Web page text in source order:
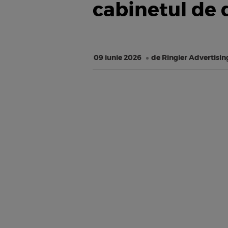
cabinetul de
09 iunie 2026 de Ringier